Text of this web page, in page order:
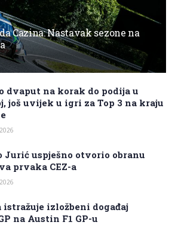
Cazina: Nastavak sezone na
dvaput na korak do podija u
još uvijek u igri za Top 3 na kraju
Jurić uspješno otvorio obranu
prvaka CEZ-a
istražuje izložbeni događaj
na Austin F1 GP-u